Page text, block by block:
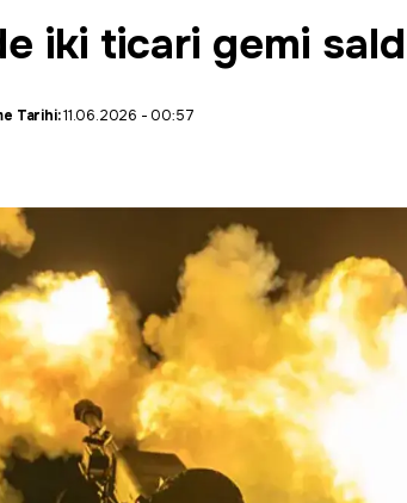
iki ticari gemi
Tarihi:11.06.2026 - 00:57